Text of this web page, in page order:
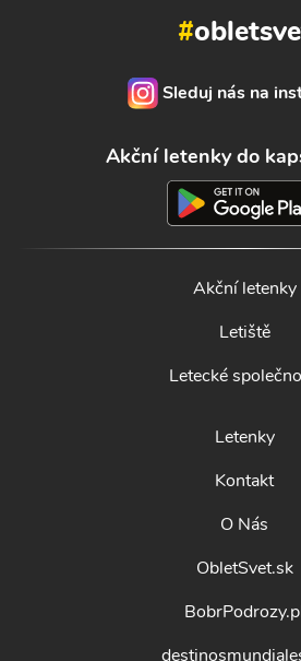
#
Sleduj nás na
Akční letenky do
Akční letenky
Letiště
Letecké
Letenky
Kontakt
O Nás
ObletSvet.sk